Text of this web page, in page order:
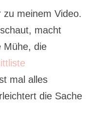
meinem Video.
macht
die
mal alles
die Sache